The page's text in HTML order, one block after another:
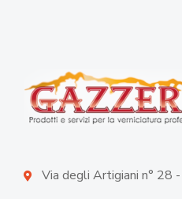
Via degli Artigiani n° 28